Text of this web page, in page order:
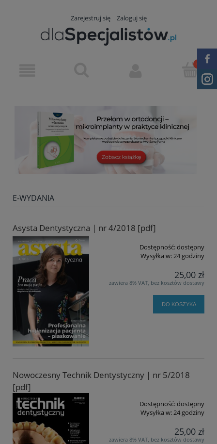
Zarejestruj się Zaloguj się
E-WYDANIA
Asysta Dentystyczna | nr 4/2018 [pdf]
Dostępność:dostępny
Wysyłka w: 24 godziny
25,00 zł
zawiera 8% VAT, bez kosztów dostawy
DO KOSZYKA
Nowoczesny Technik Dentystyczny | nr 5/2018
[pdf]
Dostępność:dostępny
Wysyłka w:24 godziny
25,00 zł
zawiera 8% VAT, bez kosztów dostawy